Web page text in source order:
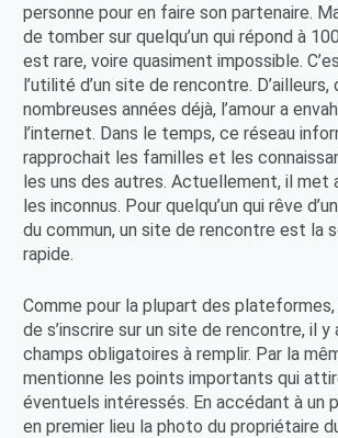
personne pour en faire son partenaire.
de tomber sur quelqu’un qui répond à
est rare, voire quasiment impossible.
l’utilité d’un site de rencontre. D’ailleurs,
nombreuses années déjà, l’amour a
l’internet. Dans le temps, ce réseau
rapprochait les familles et les
les uns des autres. Actuellement, il met
les inconnus. Pour quelqu’un qui rêve
du commun, un site de rencontre est la
rapide.
Comme pour la plupart des plateformes,
de s’inscrire sur un site de rencontre, il y
champs obligatoires à remplir. Par la
mentionne les points importants qui
éventuels intéressés. En accédant à un
en premier lieu la photo du propriétaire